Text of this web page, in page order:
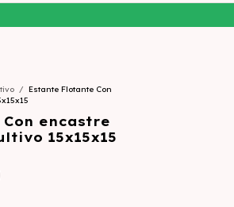
/ Estante Flotante Con
encastre
15x15x15